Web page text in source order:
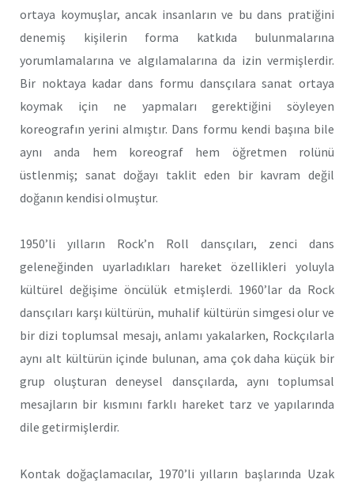
ortaya koymuşlar, ancak insanların ve bu dans pratiğini
denemiş kişilerin forma katkıda bulunmalarına
yorumlamalarına ve algılamalarına da izin vermişlerdir.
Bir noktaya kadar dans formu dansçılara sanat ortaya
koymak için ne yapmaları gerektiğini söyleyen
koreografın yerini almıştır. Dans formu kendi başına bile
aynı anda hem koreograf hem öğretmen rolünü
üstlenmiş; sanat doğayı taklit eden bir kavram değil
doğanın kendisi olmuştur.
1950’li yılların Rock’n Roll dansçıları, zenci dans
geleneğinden uyarladıkları hareket özellikleri yoluyla
kültürel değişime öncülük etmişlerdi. 1960’lar da Rock
dansçıları karşı kültürün, muhalif kültürün simgesi olur ve
bir dizi toplumsal mesajı, anlamı yakalarken, Rockçılarla
aynı alt kültürün içinde bulunan, ama çok daha küçük bir
grup oluşturan deneysel dansçılarda, aynı toplumsal
mesajların bir kısmını farklı hareket tarz ve yapılarında
dile getirmişlerdir.
Kontak doğaçlamacılar, 1970’li yılların başlarında Uzak